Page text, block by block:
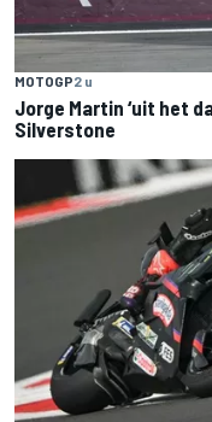
MOTOGP2 u
Jorge Martin ‘uit het
Silverstone